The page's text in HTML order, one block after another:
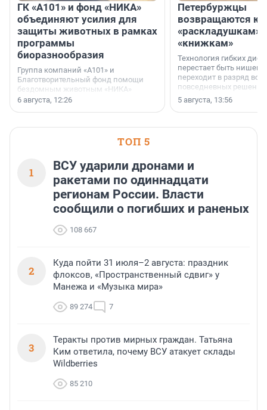
ГК «А101» и фонд «НИКА»
объединяют усилия для
защиты животных в рамках
программы
биоразнообразия
Группа компаний «А101» и
Благотворительный фонд помощи
бездомным животным «НИКА»
заключили соглашение о
6 августа, 12:26
Петербуржцы
возвращаются к
«раскладушкам»
«книжкам»
Технология гибких
перестает быть
переходит в разряд
повседневных
5 августа, 13:56
ТОП 5
1
ВСУ ударили дронами и
ракетами по одиннадцати
регионам России. Власти
сообщили о погибших и раненых
108 667
2
Куда пойти 31 июля–2 августа: праздник
флоксов, «Пространственный сдвиг» у
Манежа и «Музыка мира»
89 274 7
3
Теракты против мирных граждан. Татьяна
Ким ответила, почему ВСУ атакует склады
Wildberries
85 210